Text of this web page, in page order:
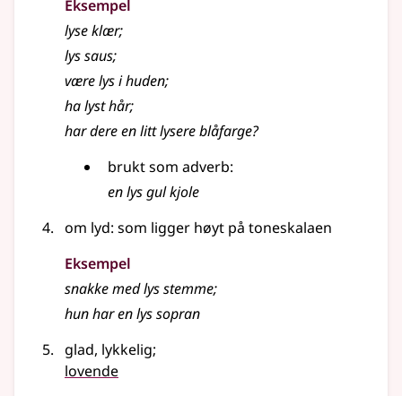
Eksempel
lyseklær;
lyssaus;
værelysi huden;
halysthår;
har dere en litt lysere blåfarge?
brukt som adverb:
enlysgul kjole
om lyd: som ligger høyt på toneskalaen
Eksempel
snakke medlysstemme;
hun har enlyssopran
glad, lykkelig;
lovende